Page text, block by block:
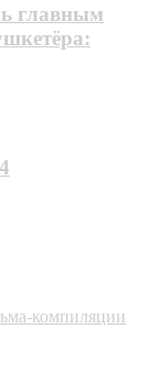
главным
компиляции